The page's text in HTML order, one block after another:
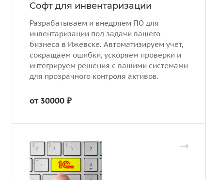
Софт для инвентаризации
Разрабатываем и внедряем ПО для
инвентаризации под задачи вашего
бизнеса в Ижевске. Автоматизируем учет,
сокращаем ошибки, ускоряем проверки и
интегрируем решения с вашими системами
для прозрачного контроля активов.
от 30000 ₽